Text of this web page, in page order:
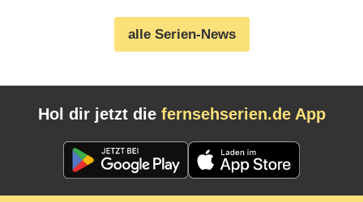
alle Serien-News
Hol dir jetzt die fernsehserien.de App